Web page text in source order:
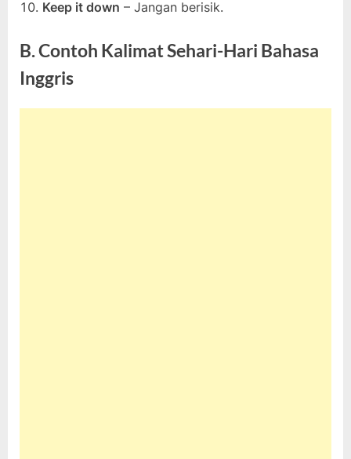
Keep it down – Jangan berisik.
B. Contoh Kalimat Sehari-Hari Bahasa
Inggris